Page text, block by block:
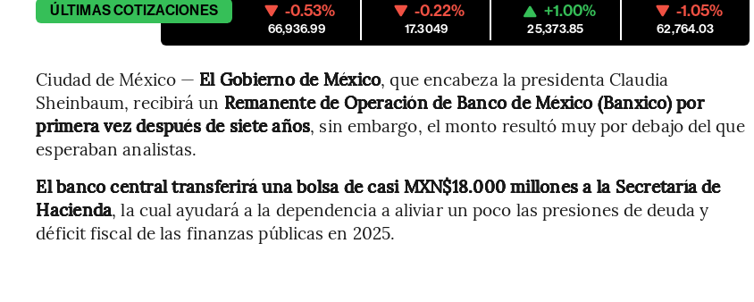
ÚLTIMASCOTIZACIONES -0.53%
66,936.99
-0.22%
17.3049
+1.00%
25,373.85
-1.05%
62,764.03
Ciudad de México — El Gobierno de México, que encabeza la presidenta Claudia
Sheinbaum, recibirá un Remanente de Operación de Banco de México (Banxico) por
primera vez después de siete años, sin embargo, el monto resultó muy por debajo del que
esperaban analistas.
El banco central transferirá una bolsa de casi MXN$18.000 millones a la Secretaría de
Hacienda, la cual ayudará a la dependencia a aliviar un poco las presiones de deuda y
déficit fiscal de las finanzas públicas en 2025.